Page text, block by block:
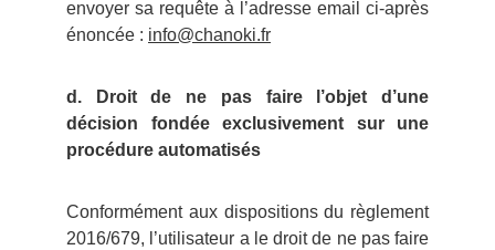
envoyer sa requête à l’adresse email ci-après
énoncée : info@chanoki.fr
d. Droit de ne pas faire l’objet d’une
décision fondée exclusivement sur une
procédure automatisés
Conformément aux dispositions du règlement
2016/679, l’utilisateur a le droit de ne pas faire